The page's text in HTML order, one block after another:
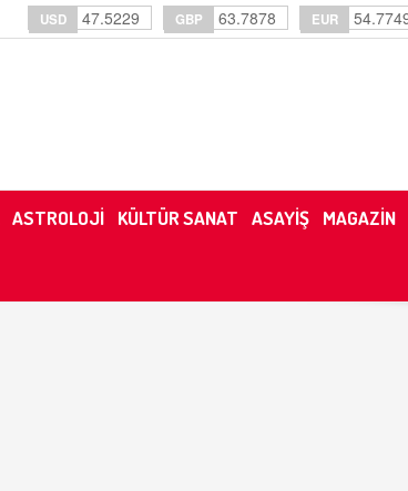
USD 47.5229 GBP 63.7878 EUR
ASTROLOJİ KÜLTÜR SANAT ASAYİŞ MAGAZİN